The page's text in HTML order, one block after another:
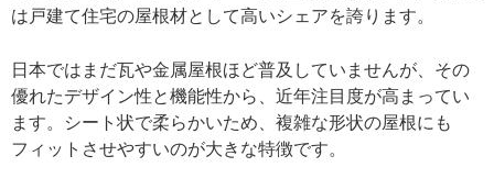
は戸建て住宅の屋根材として高いシェアを誇ります。
日本ではまだ瓦や金属屋根ほど普及していませんが、その
優れたデザイン性と機能性から、近年注目度が高まってい
ます。シート状で柔らかいため、複雑な形状の屋根にも
フィットさせやすいのが大きな特徴です。